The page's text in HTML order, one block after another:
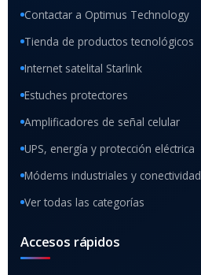
Contactar a Optimus Technology
Tienda de productos tecnológicos
Internet satelital Starlink
Estuches protectores
Amplificadores de señal celular
UPS, energía y protección eléctrica
Módems industriales y conectividad
Ver todas las categorías
Accesos rápidos